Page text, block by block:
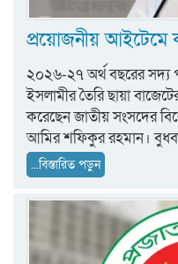
প্রয়োজনীয় আইটেমে
২০২৬-২৭ অর্থ বছরের সদ্য
ইসলামীর তৈরি ছায়া
করেছেন জাতীয় সংসদের
আমির শফিকুর রহমান।
...বিস্তারিত পড়ুন